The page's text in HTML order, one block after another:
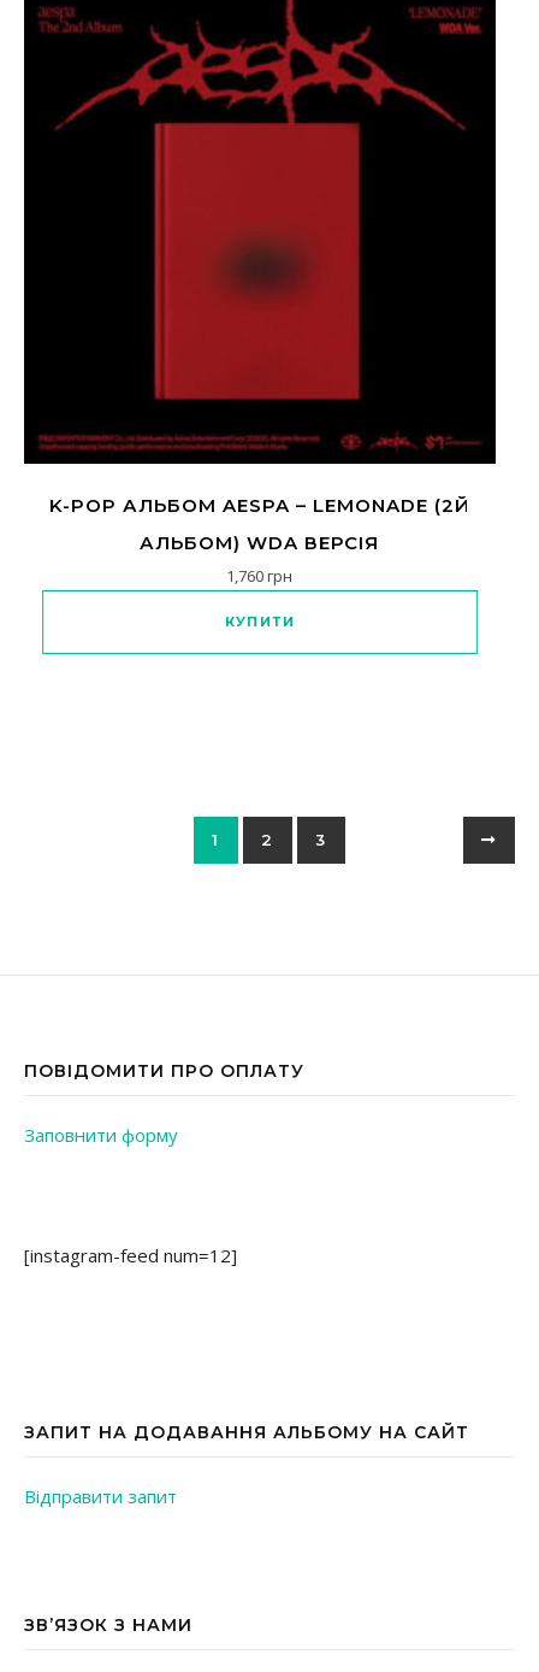
K-POP АЛЬБОМ AESPA – LEMONADE (2Й
АЛЬБОМ) WDA ВЕРСІЯ
1,760грн
КУПИТИ
1 2 3
ПОВІДОМИТИ ПРО ОПЛАТУ
Заповнити форму
[instagram-feed num=12]
ЗАПИТ НА ДОДАВАННЯ АЛЬБОМУ НА САЙТ
Відправити запит
ЗВ’ЯЗОК З НАМИ